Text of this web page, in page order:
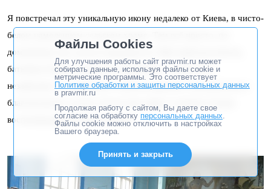
Я повстречал эту уникальную икону недалеко от Киева, в чисто-
белом намоленном сельском храме. Там всё просто, по-
домашнему, без суеты и вычурности. Местный настоятель,
батюшка Гурий, всегда всех принимает с радостью –
независимо от социального происхождения и материального
благополучия, и долго потом еще живут в памяти теплые
воспоминания об этих встречах.
Файлы Cookies
Для улучшения работы сайт pravmir.ru может
собирать данные, используя файлы cookie и
метрические программы. Это соответствует
Политике обработки и защиты персональных данных
в pravmir.ru
Продолжая работу с сайтом, Вы даете свое
согласие на обработку персональных данных.
Файлы cookie можно отключить в настройках
Вашего браузера.
Принять и закрыть